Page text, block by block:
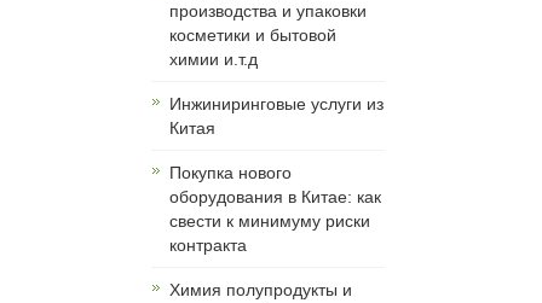
производства и упаковки
косметики и бытовой
химии и.т.д
Инжиниринговые услуги из
Китая
Покупка нового
оборудования в Китае: как
свести к минимуму риски
контракта
Химия полупродукты и